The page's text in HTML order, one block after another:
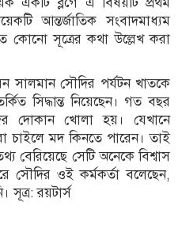
আন্তর্জাতিক সংবাদমাধ্যম
কোনো সূত্রের কথা উল্লেখ করা
সালমান সৌদির পর্যটন খাতকে
সিদ্ধান্ত নিয়েছেন। গত বছর
দোকান খোলা হয়। যেখানে
মদ কিনতে পারেন। তাই
বেরিয়েছে সেটি অনেকে বিশ্বাস
সৌদির ওই কর্মকর্তা বলেছেন,
রয়টার্স